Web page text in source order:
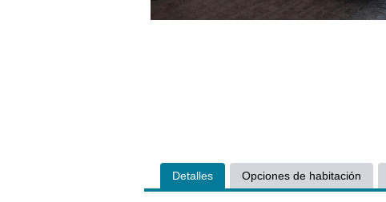
Detalles Opciones de habitación